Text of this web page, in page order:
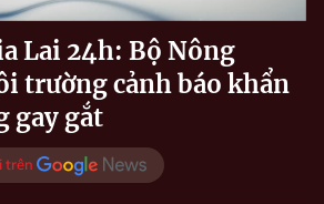
Lai 24h: Bộ Nông
trường cảnh báo khẩn
gay gắt
trên